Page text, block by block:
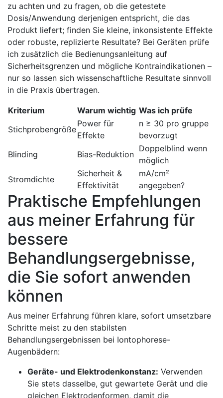
zu achten​ und zu fragen, ob die getestete
Dosis/Anwendung derjenigen ⁤entspricht, die das‌
Produkt liefert; finden‍ Sie kleine, inkonsistente⁢ Effekte
oder robuste, replizierte Resultate?‍ Bei Geräten prüfe
ich zusätzlich die Bedienungsanleitung ‌auf⁤
Sicherheitsgrenzen und mögliche Kontraindikationen –
nur so lassen sich wissenschaftliche⁤ Resultate⁢ sinnvoll⁣
in die Praxis ​übertragen.
Kriterium Warum ⁢wichtig Was ich prüfe
Stichprobengröße
Power für
Effekte
n ≥ ‌30 pro gruppe
bevorzugt
Blinding
Bias-Reduktion
Doppelblind wenn
möglich
Stromdichte
Sicherheit &
Effektivität
mA/cm²
angegeben?
Praktische Empfehlungen
aus⁤ meiner Erfahrung für
bessere
Behandlungsergebnisse,
die ⁣Sie sofort anwenden
können
Aus meiner‍ Erfahrung⁣ führen klare, sofort umsetzbare
Schritte meist ​zu den stabilsten
Behandlungsergebnissen bei​ Iontophorese-
Augenbädern: ‍
Geräte- und Elektrodenkonstanz: Verwenden‍
Sie⁤ stets dasselbe, gut gewartete ‍Gerät und die
gleichen Elektrodenformen, ‌damit die